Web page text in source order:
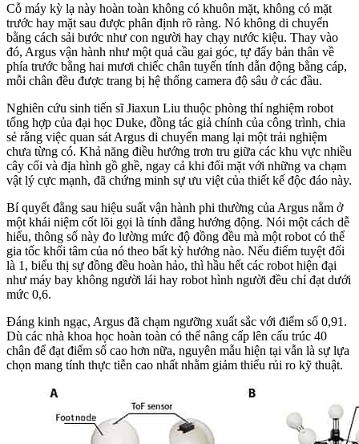
Cỗ máy kỳ lạ này hoàn toàn không có khuôn mặt, không có mặt
trước hay mặt sau được phân định rõ ràng. Nó không di chuyển
bằng cách sải bước như con người hay chạy nước kiệu. Thay vào
đó, Argus vận hành như một quả cầu gai góc, tự đẩy bản thân về
phía trước bằng hai mươi chiếc chân tuyến tính dẫn động bằng cáp,
mỗi chân đều được trang bị hệ thống camera độ sâu ở các đầu.
Nghiên cứu sinh tiến sĩ Jiaxun Liu thuộc phòng thí nghiệm robot
tổng hợp của đại học Duke, đồng tác giả chính của công trình, chia
sẻ rằng việc quan sát Argus di chuyển mang lại một trải nghiệm
chưa từng có. Khả năng điều hướng trơn tru giữa các khu vực nhiều
cây cối và địa hình gồ ghề, ngay cả khi đối mặt với những va chạm
vật lý cực mạnh, đã chứng minh sự ưu việt của thiết kế độc đáo này.
Bí quyết đằng sau hiệu suất vận hành phi thường của Argus nằm ở
một khái niệm cốt lõi gọi là tính đẳng hướng động. Nói một cách dễ
hiểu, thông số này đo lường mức độ đồng đều mà một robot có thể
gia tốc khối tâm của nó theo bất kỳ hướng nào. Nếu điểm tuyệt đối
là 1, biểu thị sự đồng đều hoàn hảo, thì hầu hết các robot hiện đại
như máy bay không người lái hay robot hình người đều chỉ đạt dưới
mức 0,6.
Đáng kinh ngạc, Argus đã chạm ngưỡng xuất sắc với điểm số 0,91.
Dù các nhà khoa học hoàn toàn có thể nâng cấp lên cấu trúc 40
chân để đạt điểm số cao hơn nữa, nguyên mẫu hiện tại vẫn là sự lựa
chọn mang tính thực tiễn cao nhất nhằm giảm thiểu rủi ro kỹ thuật.